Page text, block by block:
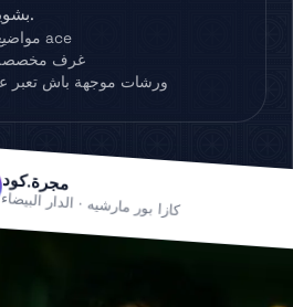
بشوية بشوية على خاطرك.
مواضيع من اختيار هوستات ace
غرف مخصصة
ورشات موجهة باش تعبر
مجرة.كود
كازا بور مارشيه · الدار البيضاء